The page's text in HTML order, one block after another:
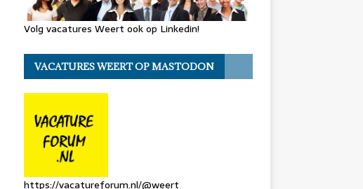
Volg vacatures Weert ook op Linkedin!
VACATURES WEERT OP MASTODON
https://vacatureforum.nl/@weert